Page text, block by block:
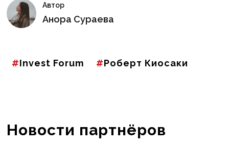
Автор
Анора Сураева
Invest Forum Роберт Киосаки
Новости партнёров